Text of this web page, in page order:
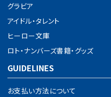
グラビア
アイドル・タレント
ヒーロー文庫
ロト・ナンバーズ書籍・グッズ
GUIDELINES
お支払い方法について